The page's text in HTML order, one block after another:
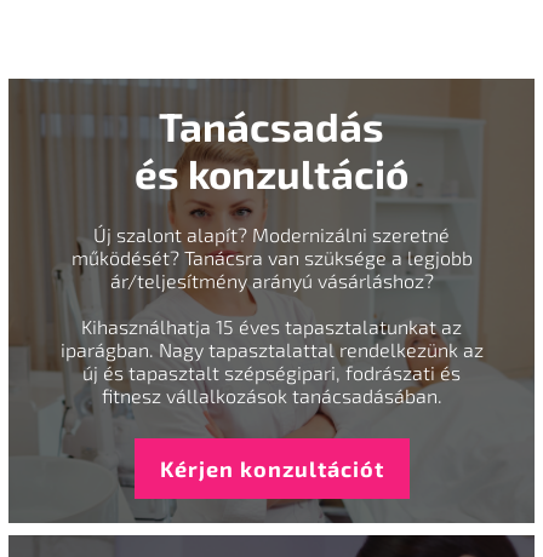
Tanácsadás
és konzultáció
Új szalont alapít? Modernizálni szeretné
működését? Tanácsra van szüksége a legjobb
ár/teljesítmény arányú vásárláshoz?
Kihasználhatja 15 éves tapasztalatunkat az
iparágban. Nagy tapasztalattal rendelkezünk az
új és tapasztalt szépségipari, fodrászati és
fitnesz vállalkozások tanácsadásában.
Kérjen konzultációt